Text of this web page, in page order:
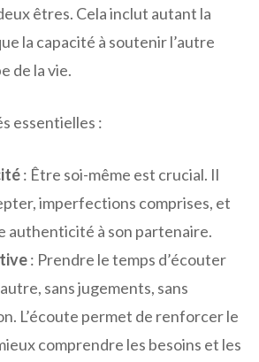
êtres. Cela inclut autant la
la capacité à soutenir l’autre
de la vie.
essentielles :
: Être soi-même est crucial. Il
imperfections comprises, et
à son partenaire.
: Prendre le temps d’écouter
sans jugements, sans
L’écoute permet de renforcer le
comprendre les besoins et les